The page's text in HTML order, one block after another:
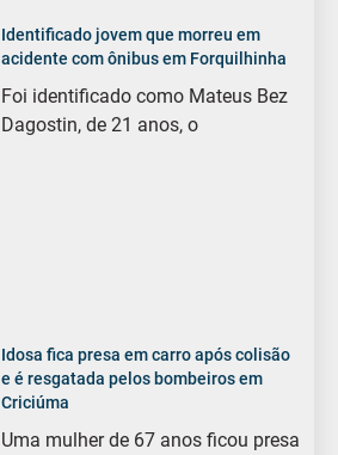
Identificado jovem que morreu em
acidente com ônibus em Forquilhinha
Foi identificado como Mateus Bez
Dagostin, de 21 anos, o
Idosa fica presa em carro após colisão
e é resgatada pelos bombeiros em
Criciúma
Uma mulher de 67 anos ficou presa